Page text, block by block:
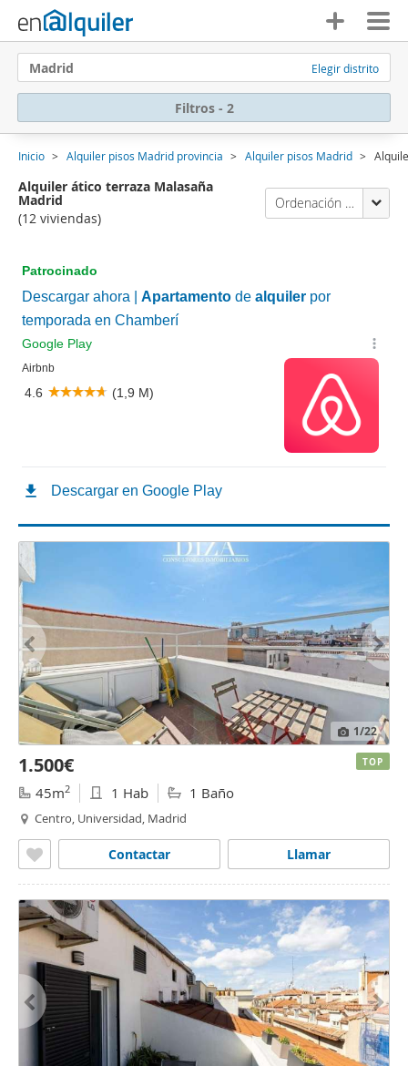
Madrid Elegir distrito
Filtros - 2
Inicio Alquiler pisos Madrid provincia Alquiler pisos Madrid
Alquiler ático terraza Malasaña
Madrid
(12 viviendas)
Ordenación Enalquiler
1/22
1.500€
45m2 1 Hab 1 Baño
Centro, Universidad, Madrid
Llamar
Contactar
TOP